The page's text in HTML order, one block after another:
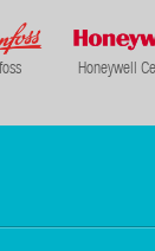
Honeywell